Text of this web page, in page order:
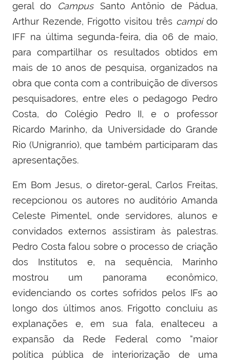
geral do Campus Santo Antônio de Pádua,
Arthur Rezende, Frigotto visitou três campido
IFF na última segunda-feira, dia 06 de maio,
para compartilhar os resultados obtidos em
mais de 10 anos de pesquisa, organizados na
obra que conta com a contribuição de diversos
pesquisadores, entre eles o pedagogo Pedro
Costa, do Colégio Pedro II, e o professor
Ricardo Marinho, da Universidade do Grande
Rio (Unigranrio), que também participaram das
apresentações.
Em Bom Jesus, o diretor-geral, Carlos Freitas,
recepcionou os autores no auditório Amanda
Celeste Pimentel, onde servidores, alunos e
convidados externos assistiram às palestras.
Pedro Costa falou sobre o processo de criação
dos Institutos e, na sequência, Marinho
mostrou um panorama econômico,
evidenciando os cortes sofridos pelos IFs ao
longo dos últimos anos. Frigotto concluiu as
explanações e, em sua fala, enalteceu a
expansão da Rede Federal como “maior
política pública de interiorização de uma